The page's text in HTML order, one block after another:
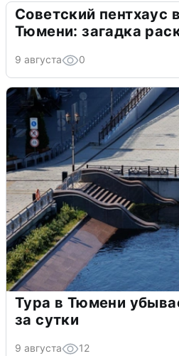
Советский пентхаус
Тюмени: загадка
9 августа 0
Тура в Тюмени
за сутки
9 августа 12